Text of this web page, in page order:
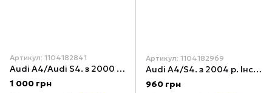
Артикул: 1104182841
Audi А4/Audi S4. з 2000 р. Інструкція з ремонту й експлуатації. Книга. Арус
1 000 грн
Артикул: 1104182969
Audi А4/S4. з 2004 р. Інструкція з ремонту й експлуатації. Книга. Арус
960 грн